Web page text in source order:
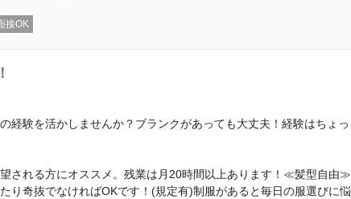
接OK
験を活かしませんか？ブランクがあっても大丈夫！経験はちょっ
される方にオススメ。残業は月20時間以上あります！≪髪型自由≫
り奇抜でなければOKです！(規定有)制服があると毎日の服選びに悩